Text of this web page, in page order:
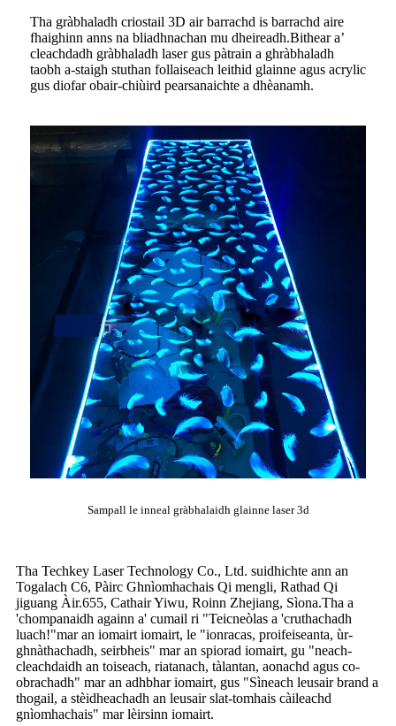
Tha gràbhaladh criostail 3D air barrachd is barrachd aire
fhaighinn anns na bliadhnachan mu dheireadh.Bithear a’
cleachdadh gràbhaladh laser gus pàtrain a ghràbhaladh
taobh a-staigh stuthan follaiseach leithid glainne agus acrylic
gus diofar obair-chiùird pearsanaichte a dhèanamh.
Sampall le inneal gràbhalaidh glainne laser 3d
Tha Techkey Laser Technology Co., Ltd. suidhichte ann an
Togalach C6, Pàirc Ghnìomhachais Qi mengli, Rathad Qi
jiguang Àir.655, Cathair Yiwu, Roinn Zhejiang, Sìona.Tha a
'chompanaidh againn a' cumail ri "Teicneòlas a 'cruthachadh
luach!"mar an iomairt iomairt, le "ionracas, proifeiseanta, ùr-
ghnàthachadh, seirbheis" mar an spiorad iomairt, gu "neach-
cleachdaidh an toiseach, riatanach, tàlantan, aonachd agus co-
obrachadh" mar an adhbhar iomairt, gus "Sìneach leusair brand a
thogail, a stèidheachadh an leusair slat-tomhais càileachd
gnìomhachais" mar lèirsinn iomairt.